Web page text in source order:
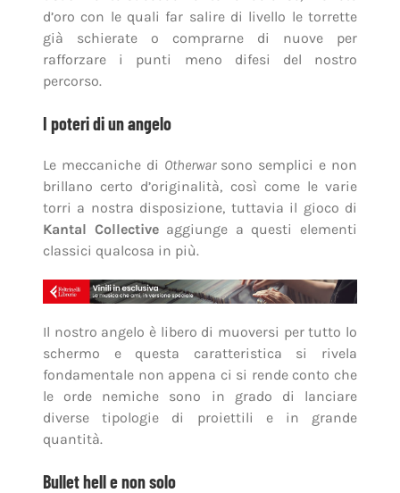
d’oro con le quali far salire di livello le torrette
già schierate o comprarne di nuove per
rafforzare i punti meno difesi del nostro
percorso.
I poteri di un angelo
Le meccaniche di Otherwarsono semplici e non
brillano certo d’originalità, così come le varie
torri a nostra disposizione, tuttavia il gioco di
Kantal Collectiveaggiunge a questi elementi
classici qualcosa in più.
Il nostro angelo è libero di muoversi per tutto lo
schermo e questa caratteristica si rivela
fondamentale non appena ci si rende conto che
le orde nemiche sono in grado di lanciare
diverse tipologie di proiettili e in grande
quantità.
Bullet hell e non solo